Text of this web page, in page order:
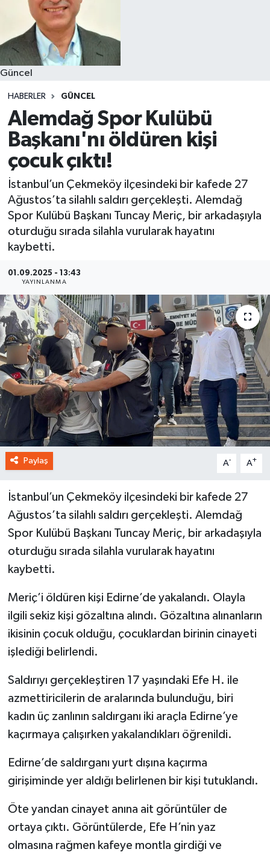
Güncel
HABERLER GÜNCEL
Alemdağ Spor Kulübü
Başkanı'nı öldüren kişi
çocuk çıktı!
İstanbul’un Çekmeköy ilçesindeki bir kafede 27
Ağustos’ta silahlı saldırı gerçekleşti. Alemdağ
Spor Kulübü Başkanı Tuncay Meriç, bir arkadaşıyla
oturduğu sırada silahla vurularak hayatını
kaybetti.
01.09.2025 - 13:43
YAYINLANMA
Paylaş A- A+
İstanbul’un Çekmeköy ilçesindeki bir kafede 27
Ağustos’ta silahlı saldırı gerçekleşti. Alemdağ
Spor Kulübü Başkanı Tuncay Meriç, bir arkadaşıyla
oturduğu sırada silahla vurularak hayatını
kaybetti.
Meriç’i öldüren kişi Edirne’de yakalandı. Olayla
ilgili sekiz kişi gözaltına alındı. Gözaltına alınanların
ikisinin çocuk olduğu, çocuklardan birinin cinayeti
işlediği belirlendi.
Saldırıyı gerçekleştiren 17 yaşındaki Efe H. ile
azmettiricilerin de aralarında bulunduğu, biri
kadın üç zanlının saldırganı iki araçla Edirne’ye
kaçırmaya çalışırken yakalandıkları öğrenildi.
Edirne’de saldırganı yurt dışına kaçırma
girişiminde yer aldığı belirlenen bir kişi tutuklandı.
Öte yandan cinayet anına ait görüntüler de
ortaya çıktı. Görüntülerde, Efe H’nin yaz
olmasına rağmen kafeye montla girdiği ve